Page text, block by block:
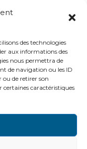
des technologies
aux informations des
nous permettra de
de navigation ou les ID
ou de retirer son
caractéristiques